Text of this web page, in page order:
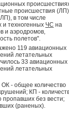
происшествия
в том числе
и техногенных ЧС на
и аэродромов,
полетов".
119 авиационных
летательных
33 авиационных
летательных
ОК - общее количество
КП -
пропавших без вести;
(раненых).